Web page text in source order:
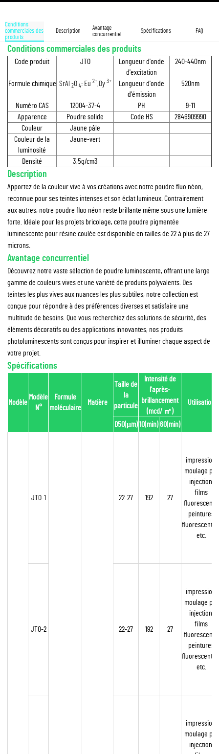
Conditions
commerciales des
produits
Description
Avantage
concurrentiel
Spécifications FAQ
Conditions commerciales des produits
Code produit JTO
Longueur d'onde
d'excitation
240-440nm
Formule chimique SrAl 2O 4: Eu 2+,Dy 3+
Longueur d'onde
d'émission
520nm
Numéro CAS 12004-37-4 PH
9-11
Apparence
Poudre solide Code HS
2846909990
Couleur
Jaune pâle
Couleur de la
luminosité
Jaune-vert
Densité 3,5g/cm3
Description
Apportez de la couleur vive à vos créations avec notre poudre fluo néon,
reconnue pour ses teintes intenses et son éclat lumineux. Contrairement
aux autres, notre poudre fluo néon reste brillante même sous une lumière
forte. Idéale pour les projets bricolage, cette poudre pigmentée
luminescente pour résine coulée est disponible en tailles de 22 à plus de 27
microns.
Avantage concurrentiel
Découvrez notre vaste sélection de poudre luminescente, offrant une large
gamme de couleurs vives et une variété de produits polyvalents. Des
teintes les plus vives aux nuances les plus subtiles, notre collection est
conçue pour répondre à des préférences diverses et satisfaire une
multitude de besoins. Que vous recherchiez des solutions de sécurité, des
éléments décoratifs ou des applications innovantes, nos produits
photoluminescents sont conçus pour inspirer et illuminer chaque aspect de
votre projet.
Spécifications
Modèle
Modèle
N°
Formule
moléculaire
Matière
Taille de
la
particule
Intensité de
l'après-
brillancement
(mcd/ ㎡)
Utilisation
D50(μm) 10(min)60(min)
JTO-1 22-27 192 27
impression,
moulage par
injection,
films
fluorescents,
peintures
etc.
JTO-2 22-27 192 27
impression,
moulage par
injection,
films
fluorescents,
peintures
etc.
impression,
moulage par
injection,